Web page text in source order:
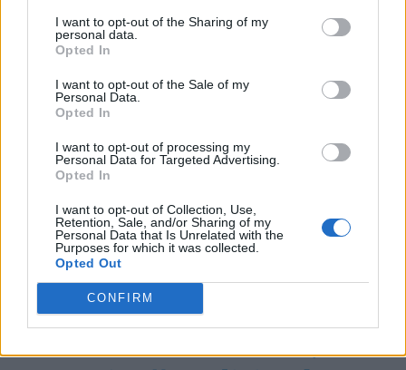
I want to opt-out of the Sharing of my
personal data.
Opted In
I want to opt-out of the Sale of my
Personal Data.
Opted In
I want to opt-out of processing my
Personal Data for Targeted Advertising.
Opted In
I want to opt-out of Collection, Use,
Retention, Sale, and/or Sharing of my
Personal Data that Is Unrelated with the
Purposes for which it was collected.
Opted Out
CONFIRM
Cât costă
lichelismul lui
Pieleanu: 68.000 de
euro pe lună! Plus
6.300 soția sa, la
Curtea de Conturi,